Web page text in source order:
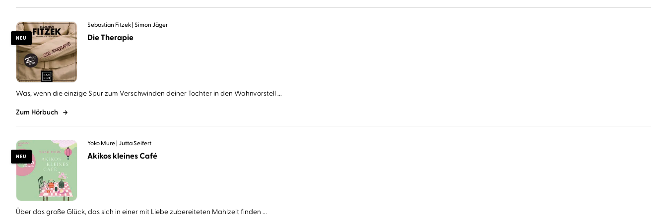
NEU
Sebastian Fitzek Simon Jäger
Die Therapie
Was, wenn die einzige Spur zum Verschwinden deiner Tochter in den Wahnvorstell ...
Zum Hörbuch
NEU
Yoko Mure Jutta Seifert
Akikos kleines Café
Über das große Glück, das sich in einer mit Liebe zubereiteten Mahlzeit finden ...